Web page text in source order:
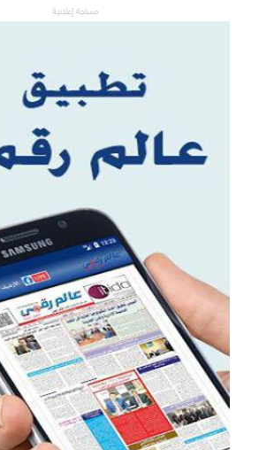
مساحة إعلانية